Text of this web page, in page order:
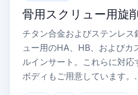
骨用スクリュー用旋
チタン合金およびステンレス
ュー用のHA、HB、およびカ
ルインサート。これらに対応
ボディもご用意しています。.